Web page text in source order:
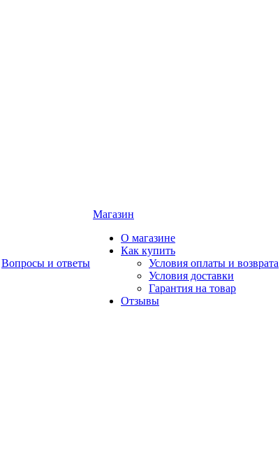
Вопросы и ответы
Магазин
О магазине
Как купить
Условия оплаты и возврата
Условия доставки
Гарантия на товар
Отзывы